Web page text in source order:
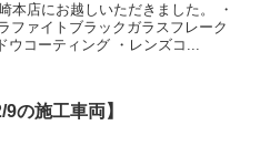
本店にお越しいただきました。 ・
ファイトブラックガラスフレーク
ウコーティング ・レンズコ...
9の施工車両】